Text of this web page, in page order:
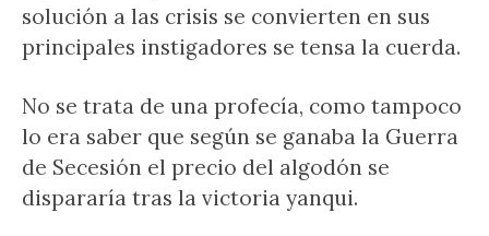
solución a las crisis se convierten en sus
principales instigadores se tensa la cuerda.
No se trata de una profecía, como tampoco
lo era saber que según se ganaba la Guerra
de Secesión el precio del algodón se
dispararía tras la victoria yanqui.